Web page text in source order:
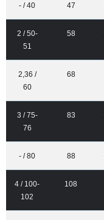
- / 40 47
2 / 50-
51
58
2,36 /
60
68
3 / 75-
76
83
- / 80 88
4 / 100-
102
108